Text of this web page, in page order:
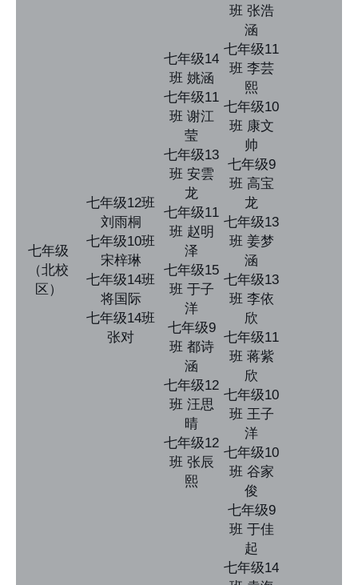
七年级
（北校
区）
七年级12班
刘雨桐
七年级10班
宋梓琳
七年级14班
将国际
七年级14班
张对
七年级14
班 姚涵
七年级11
班 谢江
莹
七年级13
班 安雲
龙
七年级11
班 赵明
泽
七年级15
班 于子
洋
七年级9
班 都诗
涵
七年级12
班 汪思
晴
七年级12
班 张辰
熙
班 张浩
涵
七年级11
班 李芸
熙
七年级10
班 康文
帅
七年级9
班 高宝
龙
七年级13
班 姜梦
涵
七年级13
班 李依
欣
七年级11
班 蒋紫
欣
七年级10
班 王子
洋
七年级10
班 谷家
俊
七年级9
班 于佳
起
七年级14